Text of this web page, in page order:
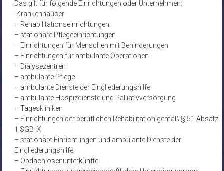
Das gilt für folgende Einrichtungen oder Unternehmen:
-Krankenhäuser
– Rehabilitationseinrichtungen
– stationäre Pflegeeinrichtungen
– Einrichtungen für Menschen mit Behinderungen
– Einrichtungen für ambulante Operationen
– Dialysezentren
– ambulante Pflege
– ambulante Dienste der Eingliederungshilfe
– ambulante Hospizdienste und Palliativversorgung
– Tageskliniken
– Einrichtungen der beruflichen Rehabilitation gemäß § 51 Absatz
1 SGB IX
– stationäre Einrichtungen und ambulante Dienste der
Eingliederungshilfe
– Obdachlosenunterkünfte